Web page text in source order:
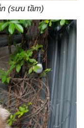
(sưu tầm)